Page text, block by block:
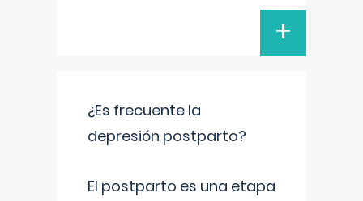
+
¿Es frecuente la
depresión postparto?
El postparto es una etapa